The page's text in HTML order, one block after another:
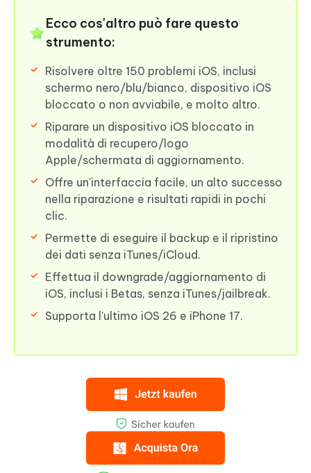
Ecco cos'altro può fare questo
strumento:
Risolvere oltre 150 problemi iOS, inclusi
schermo nero/blu/bianco, dispositivo iOS
bloccato o non avviabile, e molto altro.
Riparare un dispositivo iOS bloccato in
modalità di recupero/logo
Apple/schermata di aggiornamento.
Offre un'interfaccia facile, un alto successo
nella riparazione e risultati rapidi in pochi
clic.
Permette di eseguire il backup e il ripristino
dei dati senza iTunes/iCloud.
Effettua il downgrade/aggiornamento di
iOS, inclusi i Betas, senza iTunes/jailbreak.
Supporta l'ultimo iOS 26 e iPhone 17.